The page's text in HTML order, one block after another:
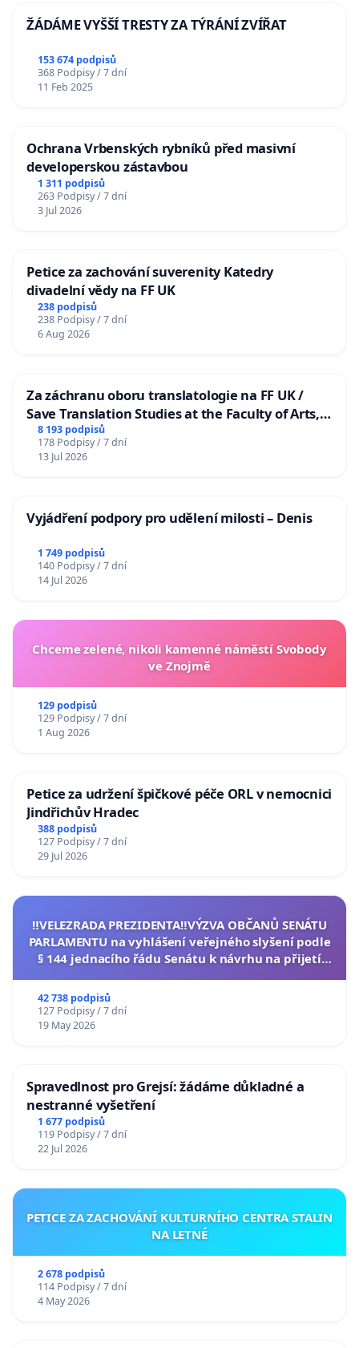
ŽÁDÁME VYŠŠÍ TRESTY ZA TÝRÁNÍ ZVÍŘAT
153 674 podpisů
368 Podpisy / 7 dní
11 Feb 2025
Ochrana Vrbenských rybníků před masivní
developerskou zástavbou
1 311 podpisů
263 Podpisy / 7 dní
3 Jul 2026
Petice za zachování suverenity Katedry
divadelní vědy na FF UK
238 podpisů
238 Podpisy / 7 dní
6 Aug 2026
Za záchranu oboru translatologie na FF UK /
Save Translation Studies at the Faculty of Arts,
Charles University
8 193 podpisů
178 Podpisy / 7 dní
13 Jul 2026
Vyjádření podpory pro udělení milosti – Denis
1 749 podpisů
140 Podpisy / 7 dní
14 Jul 2026
Chceme zelené, nikoli kamenné náměstí Svobody
ve Znojmě
129 podpisů
129 Podpisy / 7 dní
1 Aug 2026
Petice za udržení špičkové péče ORL v nemocnici
Jindřichův Hradec
388 podpisů
127 Podpisy / 7 dní
29 Jul 2026
‼️VELEZRADA PREZIDENTA‼️VÝZVA OBČANŮ SENÁTU
PARLAMENTU na vyhlášení veřejného slyšení podle
§ 144 jednacího řádu Senátu k návrhu na přijetí
42 738 podpisů
127 Podpisy / 7 dní
19 May 2026
Spravedlnost pro Grejsí: žádáme důkladné a
nestranné vyšetření
1 677 podpisů
119 Podpisy / 7 dní
22 Jul 2026
PETICE ZA ZACHOVÁNÍ KULTURNÍHO CENTRA STALIN
NA LETNÉ
2 678 podpisů
114 Podpisy / 7 dní
4 May 2026